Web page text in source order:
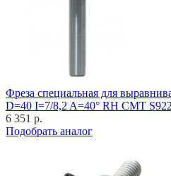
Фреза специальная для
D=40 I=7/8,2 A=40° RH CMT
6 351 р.
Подобрать аналог